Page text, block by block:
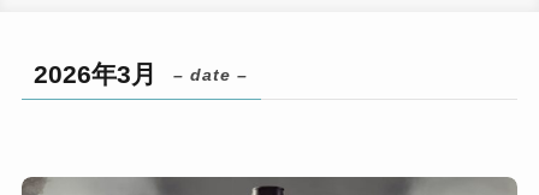
2026年3月 – date –